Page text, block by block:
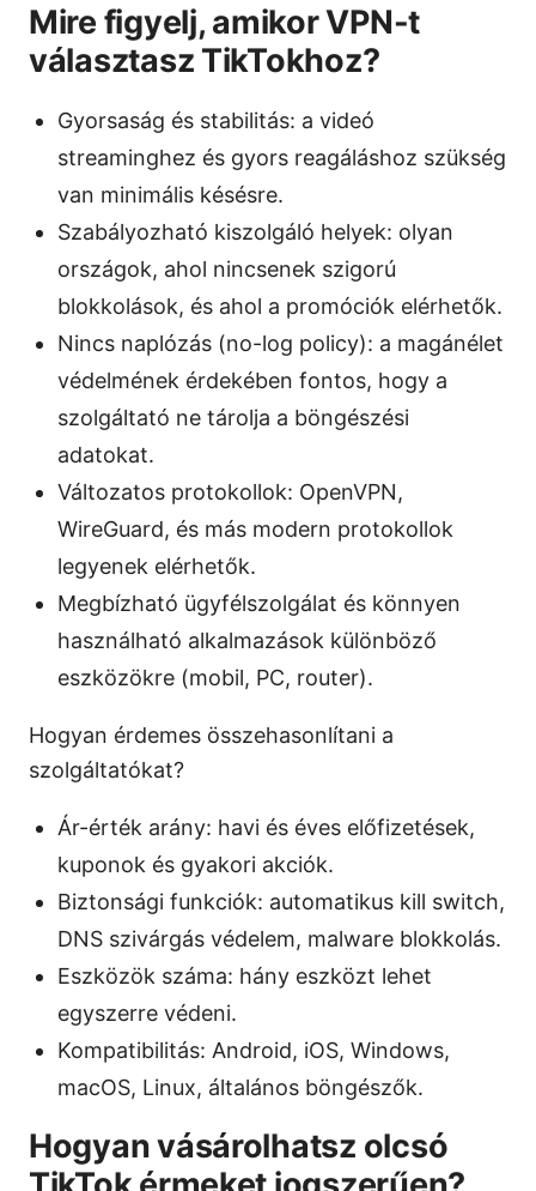
Mire figyelj, amikor VPN-t
választasz TikTokhoz?
Gyorsaság és stabilitás: a videó
streaminghez és gyors reagáláshoz szükség
van minimális késésre.
Szabályozható kiszolgáló helyek: olyan
országok, ahol nincsenek szigorú
blokkolások, és ahol a promóciók elérhetők.
Nincs naplózás (no-log policy): a magánélet
védelmének érdekében fontos, hogy a
szolgáltató ne tárolja a böngészési
adatokat.
Változatos protokollok: OpenVPN,
WireGuard, és más modern protokollok
legyenek elérhetők.
Megbízható ügyfélszolgálat és könnyen
használható alkalmazások különböző
eszközökre (mobil, PC, router).
Hogyan érdemes összehasonlítani a
szolgáltatókat?
Ár-érték arány: havi és éves előfizetések,
kuponok és gyakori akciók.
Biztonsági funkciók: automatikus kill switch,
DNS szivárgás védelem, malware blokkolás.
Eszközök száma: hány eszközt lehet
egyszerre védeni.
Kompatibilitás: Android, iOS, Windows,
macOS, Linux, általános böngészők.
Hogyan vásárolhatsz olcsó